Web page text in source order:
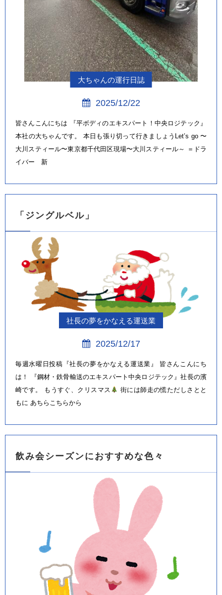
大ちゃんの運行日誌
2025/12/22
皆さんこんにちは 『平ボディのエキスパート！中央ロジテック』
本社の大ちゃんです。 本日も張り切って行きましょうLet’s go 〜
大川スティール〜東京都千代田区現場〜大川スティール～ ＝ドラ
イバー 新
「ジングルベル」
社長の夢をかなえる運送業
2025/12/17
毎週水曜日投稿『社長の夢をかなえる運送業』 皆さんこんにち
は！ 『鋼材・鉄骨輸送のエキスパート中央ロジテック』社長の濱
崎です。 もうすぐ、クリスマス
街には師走の慌ただしさとと
もに あちらこちらから
飲み会シーズンにおすすめな色々